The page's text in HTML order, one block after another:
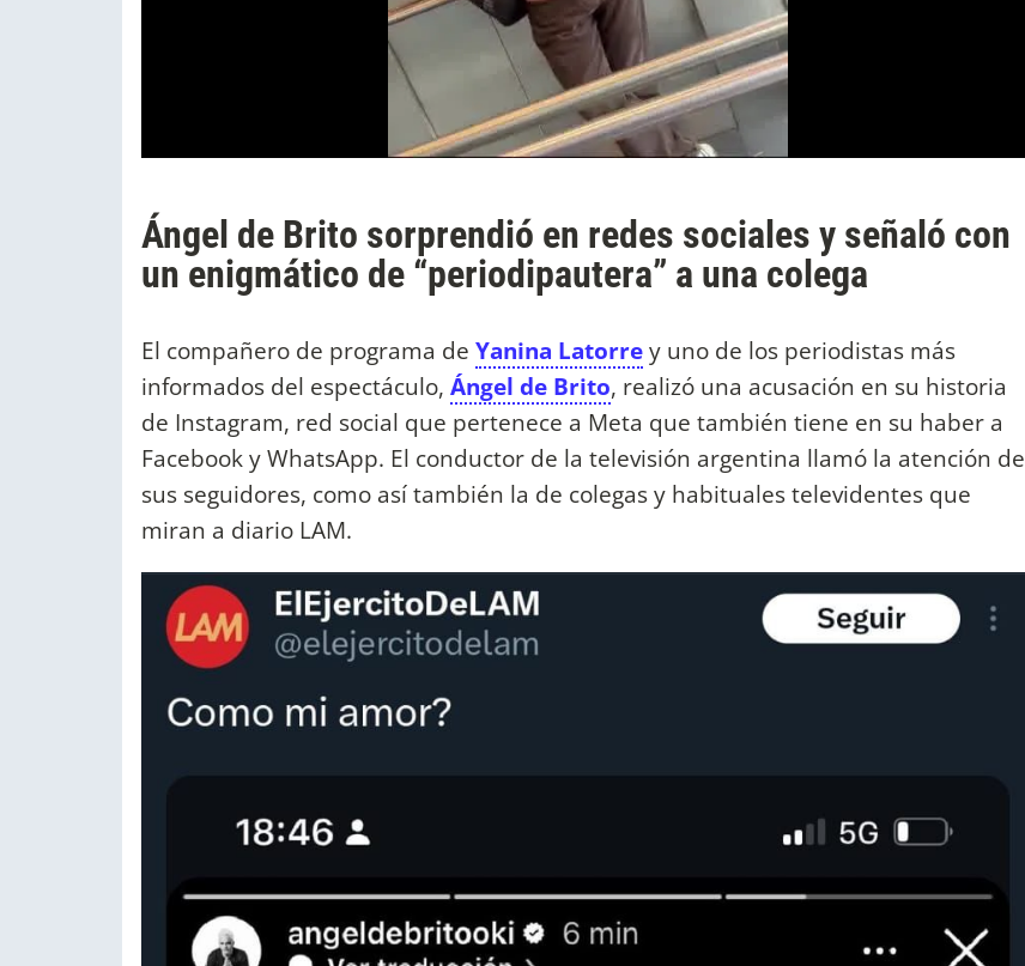
Ángel de Brito sorprendió en redes sociales y señaló con
un enigmático de “periodipautera” a una colega
El compañero de programa de Yanina Latorrey uno de los periodistas más
informados del espectáculo, Ángel de Brito, realizó una acusación en su historia
de Instagram, red social que pertenece a Meta que también tiene en su haber a
Facebook y WhatsApp. El conductor de la televisión argentina llamó la atención de
sus seguidores, como así también la de colegas y habituales televidentes que
miran a diario LAM.